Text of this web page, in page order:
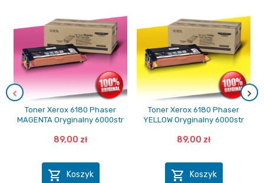
Toner Xerox 6180 Phaser
MAGENTA Oryginalny 6000str
89,00 zł
 Koszyk
Toner Xerox 6180 Phaser
YELLOW Oryginalny 6000str
89,00 zł
 Koszyk